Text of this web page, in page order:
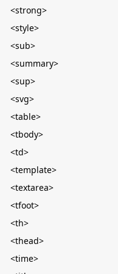
<strong>
<style>
<sub>
<summary>
<sup>
<svg>
<table>
<tbody>
<td>
<template>
<textarea>
<tfoot>
<th>
<thead>
<time>